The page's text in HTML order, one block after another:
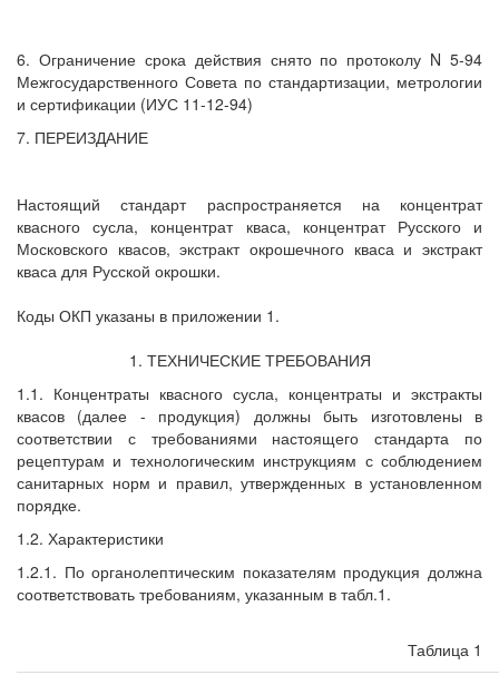
6. Ограничение срока действия снято по протоколу N 5-94
Межгосударственного Совета по стандартизации, метрологии
и сертификации (ИУС 11-12-94)
7. ПЕРЕИЗДАНИЕ
Настоящий стандарт распространяется на концентрат
квасного сусла, концентрат кваса, концентрат Русского и
Московского квасов, экстракт окрошечного кваса и экстракт
кваса для Русской окрошки.
Коды ОКП указаны в приложении 1.
1. ТЕХНИЧЕСКИЕ ТРЕБОВАНИЯ
1.1. Концентраты квасного сусла, концентраты и экстракты
квасов (далее - продукция) должны быть изготовлены в
соответствии с требованиями настоящего стандарта по
рецептурам и технологическим инструкциям с соблюдением
санитарных норм и правил, утвержденных в установленном
порядке.
1.2. Характеристики
1.2.1. По органолептическим показателям продукция должна
соответствовать требованиям, указанным в табл.1.
Таблица 1